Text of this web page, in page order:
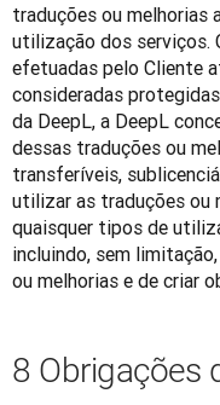
traduções ou melhorias
utilização dos serviços.
efetuadas pelo Cliente
consideradas
da DeepL, a DeepL
dessas traduções ou
transferíveis,
utilizar as traduções ou
quaisquer tipos de
incluindo, sem
ou melhorias e de criar
8 Obrigações